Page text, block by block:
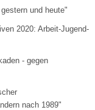
und heute"
2020: Arbeit-Jugend-
- gegen
nach 1989"